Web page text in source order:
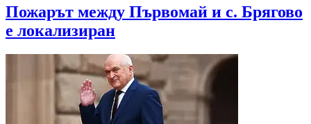
Пожарът между Първомай и с. Брягово
е локализиран